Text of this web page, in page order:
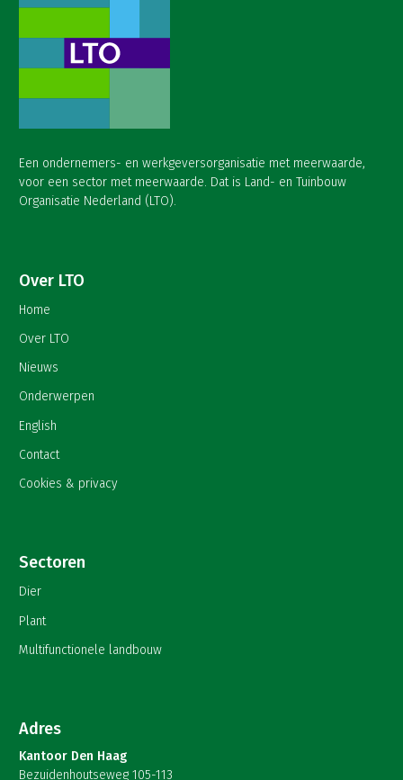
Een ondernemers- en werkgeversorganisatie met meerwaarde,
voor een sector met meerwaarde. Dat is Land- en Tuinbouw
Organisatie Nederland (LTO).
Over LTO
Home
Over LTO
Nieuws
Onderwerpen
English
Contact
Cookies & privacy
Sectoren
Dier
Plant
Multifunctionele landbouw
Adres
Kantoor Den Haag
Bezuidenhoutseweg 105-113